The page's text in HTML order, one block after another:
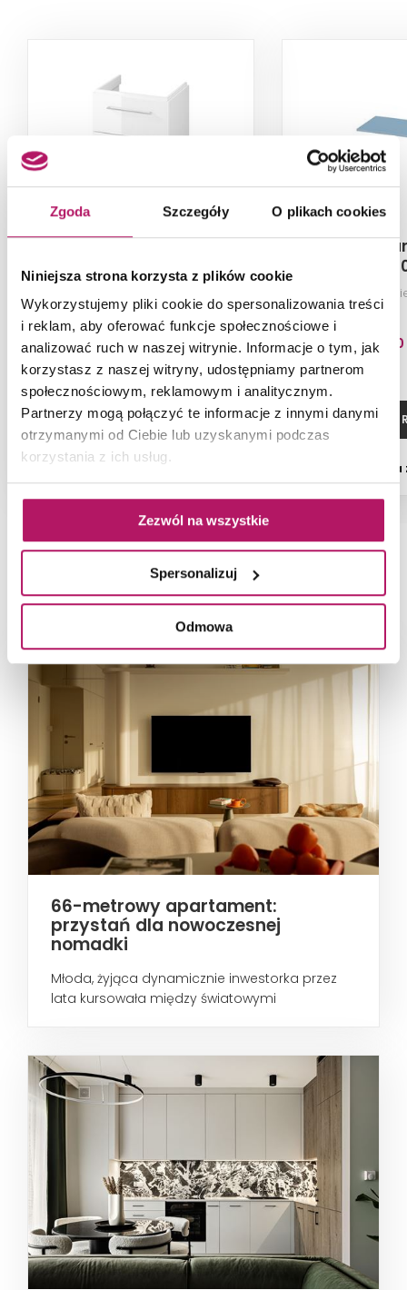
Zgoda Szczegóły O plikach cookies
Niniejsza strona korzysta z plików cookie
Wykorzystujemy pliki cookie do spersonalizowania treści
i reklam, aby oferować funkcje społecznościowe i
analizować ruch w naszej witrynie. Informacje o tym, jak
korzystasz z naszej witryny, udostępniamy partnerom
społecznościowym, reklamowym i analitycznym.
Partnerzy mogą połączyć te informacje z innymi danymi
otrzymanymi od Ciebie lub uzyskanymi podczas
korzystania z ich usług.
Zezwól na wszystkie
Spersonalizuj
Odmowa
652,00 PLN
ZOBACZ PRODUKT
na zamówienie
Cersanit
Blat 60,
120,00
ZOBACZ
NAJNOWSZE ARTYKUŁY
66-metrowy apartament:
przystań dla nowoczesnej
nomadki
Młoda, żyjąca dynamicznie inwestorka przez
lata kursowała między światowymi